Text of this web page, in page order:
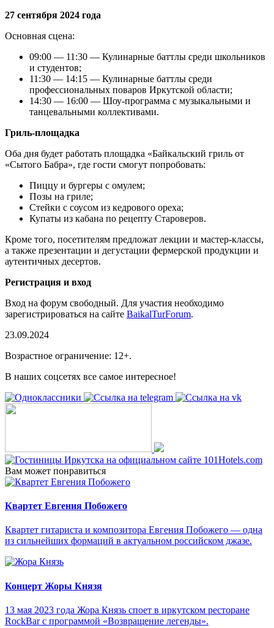
27 сентября 2024 года
Основная сцена:
09:00 — 11:30 — Кулинарные баттлы среди школьников
и студентов;
11:30 — 14:15 — Кулинарные баттлы среди
профессиональных поваров Иркутской области;
14:30 — 16:00 — Шоу-программа с музыкальными и
танцевальными коллективами.
Гриль-площадка
Оба дня будет работать площадка «Байкальский гриль от
«Сытого Бабра», где гости смогут попробовать:
Пиццу и бургеры с омулем;
Позы на гриле;
Стейки с соусом из кедрового ореха;
Купаты из кабана по рецепту Староверов.
Кроме того, посетителям предложат лекции и мастер-классы,
а также презентации и дегустации фермерской продукции и
аутентичных десертов.
Регистрация и вход
Вход на форум свободный. Для участия необходимо
зарегистрироваться на сайте BaikalTurForum.
23.09.2024
Возрастное ограничение: 12+.
В наших соцсетях все самое интересное!
Вам может понравиться
Квартет Евгения Побожего
Квартет гитариста и композитора Евгения Побожего — одна
из сильнейших формаций в актуальном российском джазе.
Концерт Жоры Князя
13 мая 2023 года Жора Князь споет в иркутском ресторане
RockBar с программой «Возвращение легенды».